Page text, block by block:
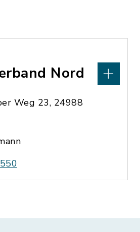
Nord
Weg 23, 24988